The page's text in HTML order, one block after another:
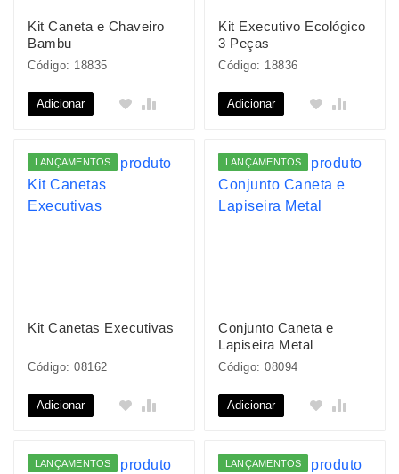
Kit Caneta e Chaveiro
Bambu
Código: 18835
Adicionar
Kit Executivo Ecológico
3 Peças
Código: 18836
Adicionar
LANÇAMENTOS
Kit Canetas Executivas
Código: 08162
Adicionar
LANÇAMENTOS
Conjunto Caneta e
Lapiseira Metal
Código: 08094
Adicionar
LANÇAMENTOS LANÇAMENTOS